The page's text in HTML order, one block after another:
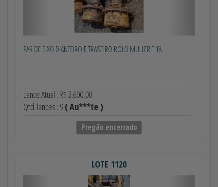
PAR DE EIXO DIANTEIRO E TRASEIRO ROLO MULLER TI18
Lance Atual : R$ 2.600,00
Qtd. lances : 9( Au***te )
Pregão encerrado
LOTE 1120